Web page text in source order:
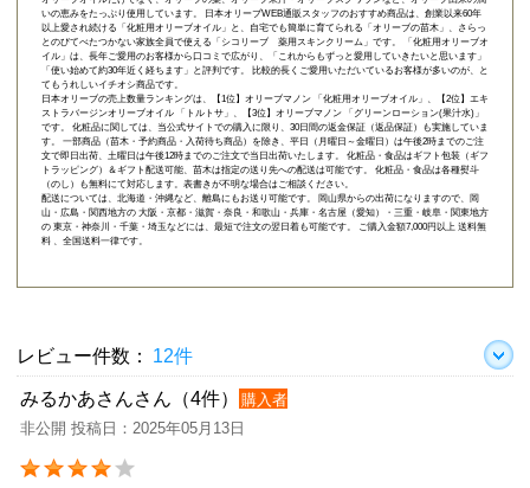
いの恵みをたっぷり使用しています。 日本オリーブWEB通販スタッフのおすすめ商品は、創業以来60年
以上愛され続ける「 化粧用オリーブオイル 」と、自宅でも簡単に育てられる「 オリーブの苗木 」、さらっ
とのびてべたつかない家族全員で使える「 シコリーブ 薬用スキンクリーム 」です。 「化粧用オリーブオ
イル」は、長年ご愛用のお客様から口コミで広がり、「これからもずっと愛用していきたいと思います」
「使い始めて約30年近く経ちます」と評判です。 比較的長くご愛用いただいているお客様が多いのが、と
てもうれしいイチオシ商品です。
日本オリーブの売上数量ランキングは、【1位】オリーブマノン 「 化粧用オリーブオイル 」、【2位】
エキ
ストラバージンオリーブオイル 「トルトサ」
、【3位】 オリーブマノン 「グリーンローション(果汁水)」
です。 化粧品に関しては、当公式サイトでの購入に限り、 30日間の返金保証（返品保証）
も実施していま
す。 一部商品（苗木・予約商品・入荷待ち商品）を除き、平日（月曜日～金曜日）は午後2時までのご注
文で即日出荷、土曜日は午後12時までのご注文で当日出荷いたします。 化粧品・食品はギフト包装（ギフ
トラッピング）＆ギフト配送可能、苗木は指定の送り先への配送は可能です。 化粧品・食品は各種熨斗
（のし）も無料にて対応します。表書きが不明な場合はご相談ください。
配送については、北海道・沖縄など、離島にもお送り可能です。 岡山県からの出荷になりますので、岡
山・広島・関西地方の 大阪・京都・滋賀・奈良・和歌山・兵庫・名古屋（愛知）・三重・岐阜・関東地方
の 東京・神奈川・千葉・埼玉などには、最短で注文の翌日着も可能です。 ご購入金額7,000円以上 送料無
料 、全国送料一律です。
レビュー件数： 12件
みるかあさんさん（4件）
購入者
非公開 投稿日：2025年05月13日